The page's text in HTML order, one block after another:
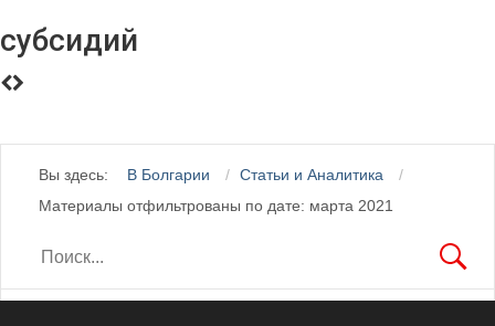
субсидий
Вы здесь: В Болгарии
Статьи и Аналитика
Материалы отфильтрованы по дате: марта 2021